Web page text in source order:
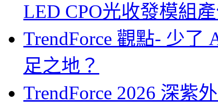
LED CPO光收發模組
TrendForce 觀點- 少
足之地？
TrendForce 2026 深紫